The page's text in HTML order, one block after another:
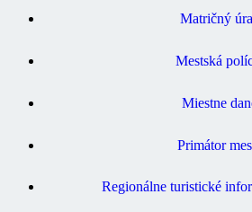
Matričný
Mestská
Miestne
Primátor
Regionálne turistické